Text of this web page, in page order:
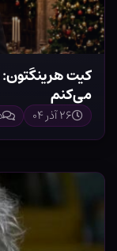
کیت هرینگتون:
می‌کنم
۲۶ آذر ۰۴